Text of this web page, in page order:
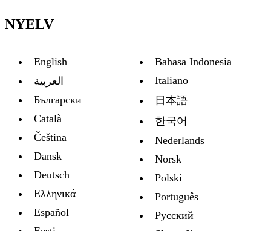
NYELV
English
العربية
Български
Català
Čeština
Dansk
Deutsch
Ελληνικά
Español
Bahasa Indonesia
Italiano
日本語
한국어
Nederlands
Norsk
Polski
Português
Русский